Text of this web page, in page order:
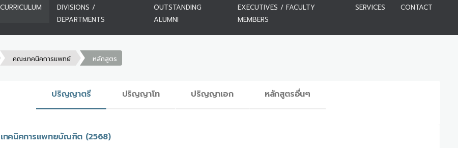
CURRICULUM
DIVISIONS /
DEPARTMENTS
OUTSTANDING
ALUMNI
EXECUTIVES / FACULTY
MEMBERS
SERVICES CONTACT
คณะเทคนิคการแพทย์ หลักสูตร
ปริญญาตรี ปริญญาโท ปริญญาเอก หลักสูตรอื่นๆ
ทคนิคการแพทยบัณฑิต (2568)